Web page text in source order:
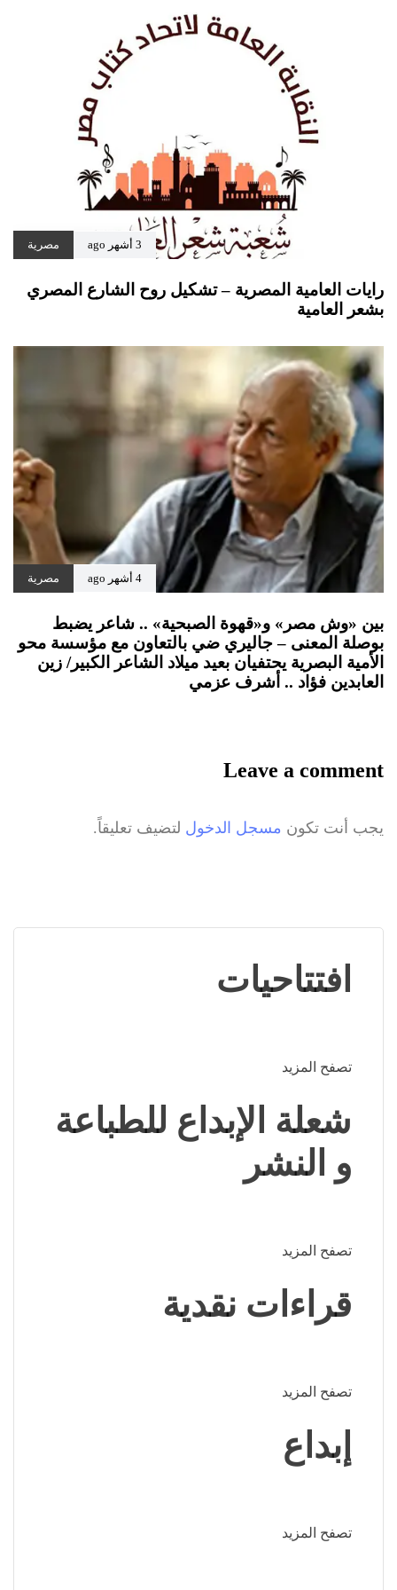
3 أشهر ago مصرية
رايات العامية المصرية – تشكيل روح الشارع المصري
بشعر العامية
4 أشهر ago مصرية
بين «وش مصر» و«قهوة الصبحية» .. شاعر يضبط
بوصلة المعنى – جاليري ضي بالتعاون مع مؤسسة محو
الأمية البصرية يحتفيان بعيد ميلاد الشاعر الكبير/ زين
العابدين فؤاد .. أشرف عزمي
Leave a comment
يجب أنت تكون مسجل الدخول لتضيف تعليقاً.
افتتاحيات
تصفح المزيد
شعلة الإبداع للطباعة
و النشر
تصفح المزيد
قراءات نقدية
تصفح المزيد
إبداع
تصفح المزيد